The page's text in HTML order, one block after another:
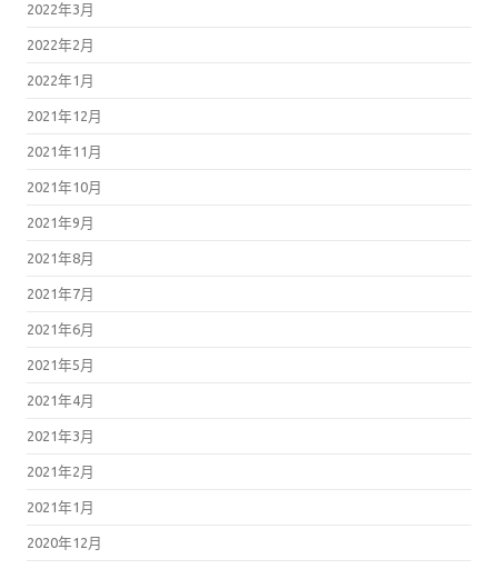
2022年3月
2022年2月
2022年1月
2021年12月
2021年11月
2021年10月
2021年9月
2021年8月
2021年7月
2021年6月
2021年5月
2021年4月
2021年3月
2021年2月
2021年1月
2020年12月